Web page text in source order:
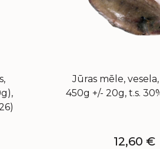
Jūras mēle,
450g +/- 20g, t.s.
12,60 €